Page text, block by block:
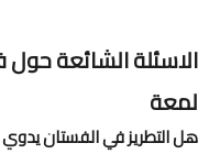
الاسئلة الشائعة
لمعة
هل التطريز في الفستان يدوي